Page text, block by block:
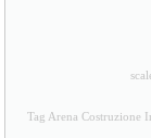
Tag Arena Costruzione